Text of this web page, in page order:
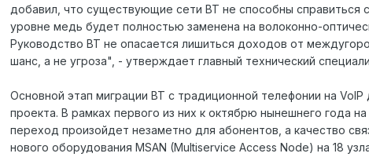
добавил, что существующие сети BT не способны
уровне медь будет полностью заменена на волоконно-
Руководство BT не опасается лишиться доходов от
шанс, а не угроза", - утверждает главный технический
Основной этап миграции BT с традиционной телефонии на
проекта. В рамках первого из них к октябрю нынешнего года
переход произойдет незаметно для абонентов, а качество
нового оборудования MSAN (Multiservice Access Node) на 18